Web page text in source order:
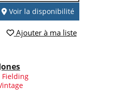
Voir la disponibilité
Ajouter à ma liste
Fielding